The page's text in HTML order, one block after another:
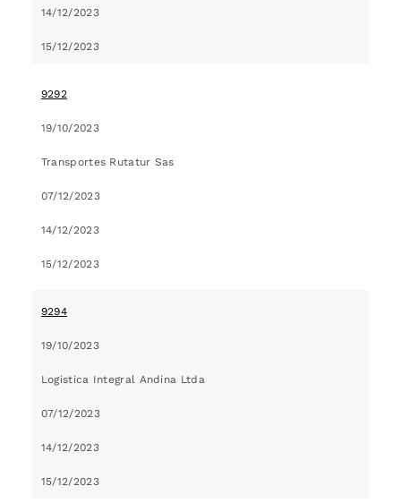
14/12/2023
15/12/2023
9292
19/10/2023
Transportes Rutatur Sas
07/12/2023
14/12/2023
15/12/2023
9294
19/10/2023
Logistica Integral Andina Ltda
07/12/2023
14/12/2023
15/12/2023